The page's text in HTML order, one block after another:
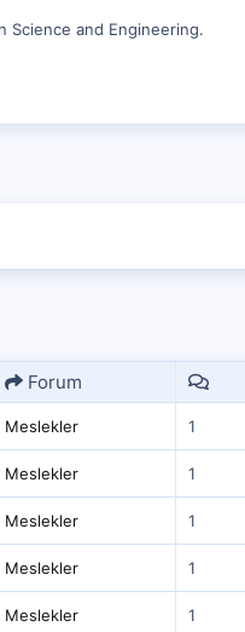
Science and Engineering.
Forum
Meslekler 1
Meslekler 1
Meslekler 1
Meslekler 1
Meslekler 1